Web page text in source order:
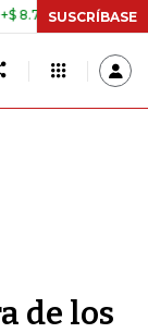
+2,19% TASA DE
SUSCRÍBASE
de los